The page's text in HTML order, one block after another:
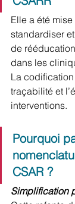
Elle a été
standardiser
de
dans les
La
traçabilité et
interventions.
Pourquoi
CSAR ?
Simplification